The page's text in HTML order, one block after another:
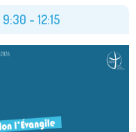
9:30 - 12:15